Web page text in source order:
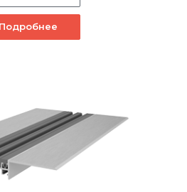
Подробнее